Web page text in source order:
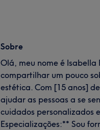
Sobre
Olá, meu nome é
compartilhar um pouco
estética. Com [15 anos]
ajudar as pessoas a se
cuidados personalizados
Especializações:** Sou